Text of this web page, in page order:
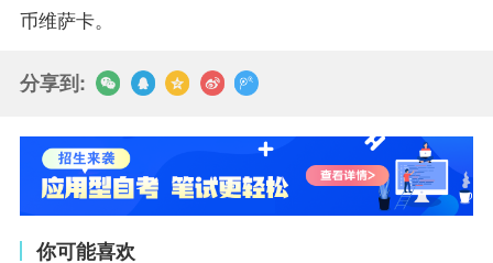
币维萨卡。
分享到:
你可能喜欢